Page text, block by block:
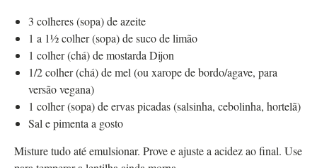
3 colheres (sopa) de azeite
1 a 1½ colher (sopa) de suco de limão
1 colher (chá) de mostarda Dijon
1/2 colher (chá) de mel (ou xarope de bordo/agave, para
versão vegana)
1 colher (sopa) de ervas picadas (salsinha, cebolinha, hortelã)
Sal e pimenta a gosto
Misture tudo até emulsionar. Prove e ajuste a acidez ao final. Use